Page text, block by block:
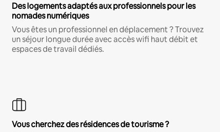
Des logements adaptés aux professionnels pour les
nomades numériques
Vous êtes un professionnel en déplacement ? Trouvez
un séjour longue durée avec accès wifi haut débit et
espaces de travail dédiés.
Vous cherchez des résidences de tourisme ?